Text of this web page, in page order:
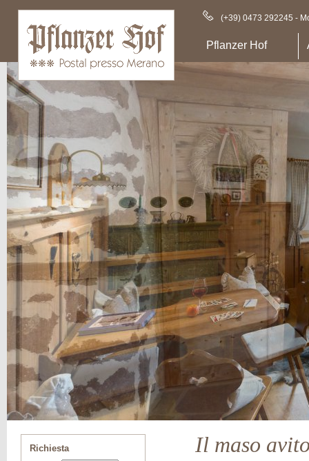
(+39) 0473 292245 -
Pflanzer Hof
Richiesta
Il maso